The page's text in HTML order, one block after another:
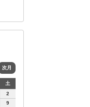
次月
土
2
9